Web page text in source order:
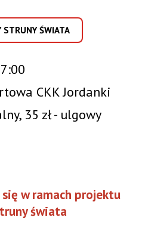
STRUNY ŚWIATA
CKK Jordanki
35 zł - ulgowy
w ramach projektu
świata